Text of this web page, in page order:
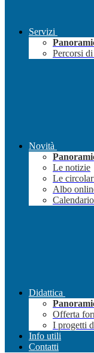
Servizi
Percorsi
Novità
Le notizie
Le
Albo
Didattica
Offerta
I progetti
Info utili
Contatti